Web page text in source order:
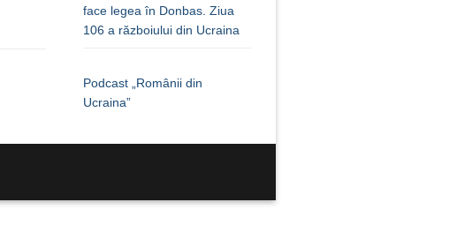
face legea în Donbas. Ziua
106 a războiului din Ucraina
Podcast „Românii din
Ucraina”